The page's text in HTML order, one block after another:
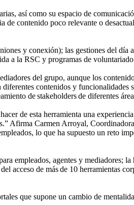
así como su espacio de
contenido poco relevante o
y conexión); las gestiones del
a la RSC y programas de
del grupo, aunque los
contenidos y funcionalidades
de stakeholders de diferentes
de esta herramienta una
Afirma Carmen Arroyal,
lo que ha supuesto un reto
empleados, agentes y mediadores;
de más de 10 herramientas
que supone un cambio de